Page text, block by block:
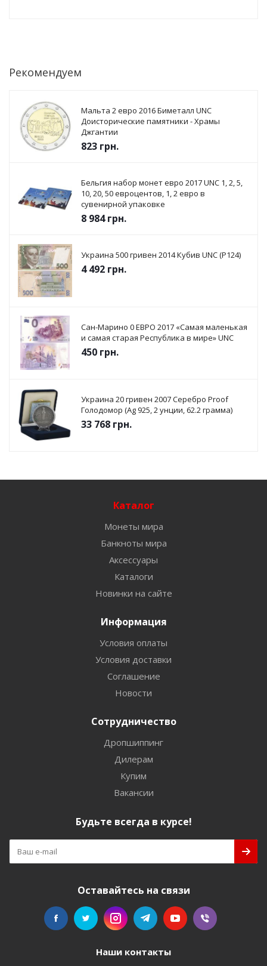
Рекомендуем
Мальта 2 евро 2016 Биметалл UNC
Доисторические памятники - Храмы
Джгантии
823 грн.
Бельгия набор монет евро 2017 UNC 1, 2, 5,
10, 20, 50 евроцентов, 1, 2 евро в
сувенирной упаковке
8 984грн.
Украина 500 гривен 2014 Кубив UNC (P124)
4 492 грн.
Сан-Марино 0 ЕВРО 2017 «Самая маленькая
и самая старая Республика в мире» UNC
450 грн.
Украина 20 гривен 2007 Серебро Proof
Голодомор (Ag 925, 2 унции, 62.2 грамма)
33 768 грн.
Каталог
Монеты мира
Банкноты мира
Аксессуары
Каталоги
Новинки на сайте
Информация
Условия оплаты
Условия доставки
Соглашение
Новости
Сотрудничество
Дропшиппинг
Дилерам
Купим
Вакансии
Будьте всегда в курсе!
Оставайтесь на связи
Наши контакты